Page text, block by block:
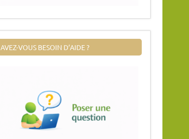
AVEZ-VOUS BESOIN D’AIDE ?